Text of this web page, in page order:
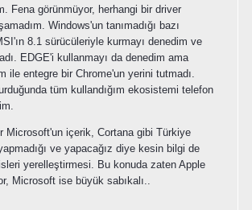
Fena görünmüyor, herhangi bir driver
Windows'un tanımadığı bazı
8.1 sürücüleriyle kurmayı denedim ve
EDGE'i kullanmayı da denedim ama
ile entegre bir Chrome'un yerini tutmadı.
tüm kullandığım ekosistemi telefon
Microsoft'un içerik, Cortana gibi Türkiye
ve yapacağız diye kesin bilgi de
yerelleştirmesi. Bu konuda zaten Apple
Microsoft ise büyük sabıkalı..